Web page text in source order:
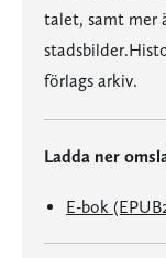
talet, samt mer
förlags arkiv.
Ladda ner
E-bok